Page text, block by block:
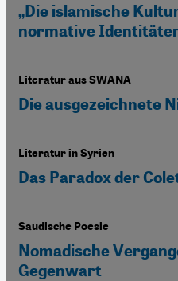
„Die islamische
normative
Literatur aus SWANA
Die ausgezeichnete
Literatur in Syrien
Das Paradox der
Saudische Poesie
Nomadische
Gegenwart